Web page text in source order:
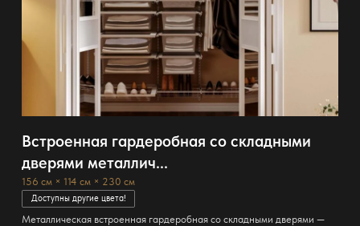
Встроенная гардеробная со складными
дверями металлич...
156 см × 114 см × 230 см
Доступны другие цвета!
Металлическая встроенная гардеробная со складными дверями —